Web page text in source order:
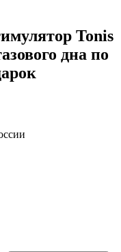
Tonis
дна по